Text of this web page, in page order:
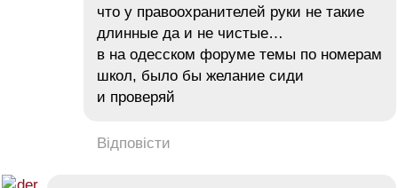
что у правоохранителей руки не такие
длинные да и не чистые…
в на одесском форуме темы по номерам
школ, было бы желание сиди
и проверяй
Відповісти